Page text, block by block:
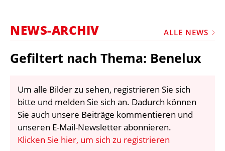
MARKTPLATZ
BIBLIOTHEK
KRAN & BÜHNE
MEDIADATEN
WÄHRUNGSRECHNER
NEWS-ARCHIV ALLE NEWS
Gefiltert nach Thema: Benelux
Um alle Bilder zu sehen, registrieren Sie sich
bitte und melden Sie sich an. Dadurch können
Sie auch unsere Beiträge kommentieren und
unseren E-Mail-Newsletter abonnieren.
Klicken Sie hier, um sich zu registrieren